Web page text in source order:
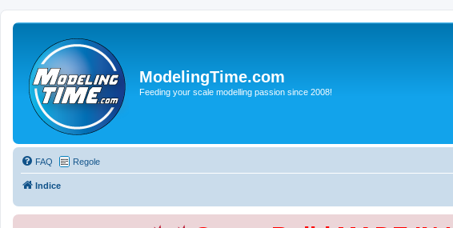
ModelingTime.com
Feeding your scale modelling passion since 2008!
FAQ Regole
Indice